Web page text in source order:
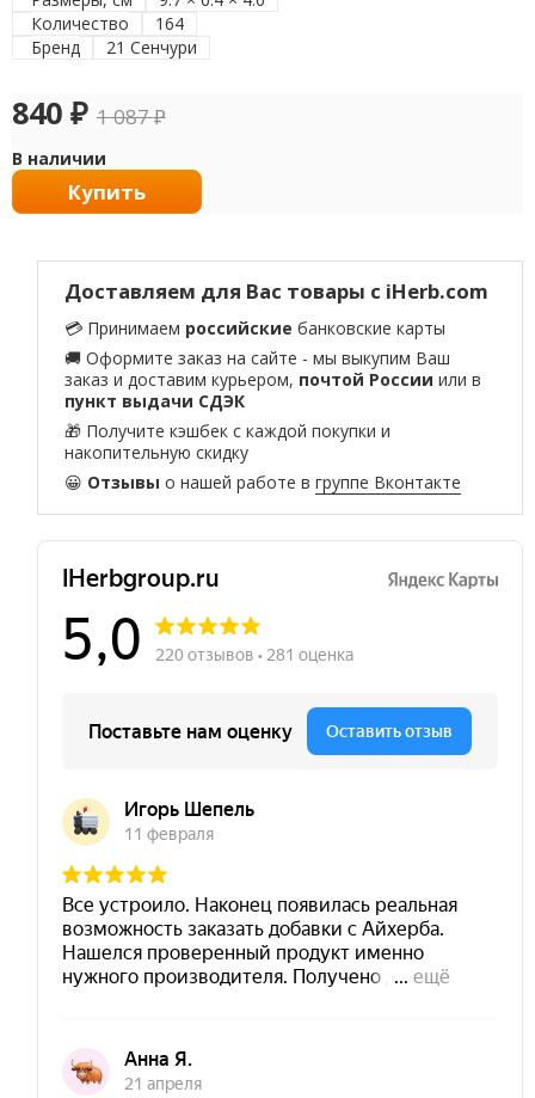
Количество
164
Бренд
21 Сенчури
840 ₽ 1 087₽
В наличии
Купить
Доставляем для Вас товары с iHerb.com
💳 Принимаем российские банковские карты
🚚 Оформите заказ на сайте - мы выкупим Ваш
заказ и доставим курьером, почтой России или в
пункт выдачи СДЭК
🎁 Получите кэшбек с каждой покупки и
накопительную скидку
😀 Отзывы о нашей работе вгруппе Вконтакте